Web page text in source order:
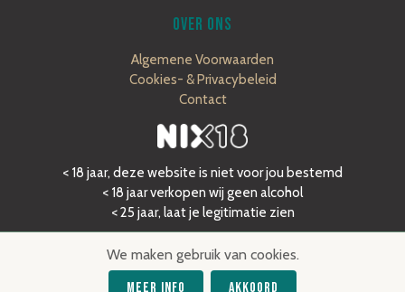
OVER ONS
Algemene Voorwaarden
Cookies- & Privacybeleid
Contact
< 18 jaar, deze website is niet voor jou bestemd
< 18 jaar verkopen wij geen alcohol
< 25 jaar, laat je legitimatie zien
We maken gebruik van cookies.
Meer Info
Akkoord